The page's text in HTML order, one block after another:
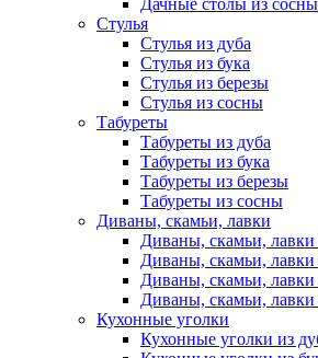
Дачные столы из сосны
Стулья
Стулья из дуба
Стулья из бука
Стулья из березы
Стулья из сосны
Табуреты
Табуреты из дуба
Табуреты из бука
Табуреты из березы
Табуреты из сосны
Диваны, скамьи, лавки
Диваны, скамьи, лавки
Диваны, скамьи, лавки
Диваны, скамьи, лавки
Диваны, скамьи, лавки
Кухонные уголки
Кухонные уголки из